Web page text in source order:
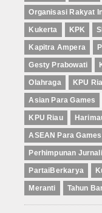
Organisasi Rakyat
Kukerta KPK
Kapitra Ampera
Gesty Prabowati
Olahraga KPU
Asian Para Games
KPU Riau
ASEAN Para Games
Perhimpunan
PartaiBerkarya
Meranti Tahun